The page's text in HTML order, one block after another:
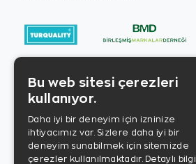
Bu web sitesi çerezleri
kullanıyor.
Daha iyi bir deneyim için izninize
ihtiyacımız var. Sizlere daha iyi bir
deneyim sunabilmek için sitemizde
çerezler kullanılmaktadır. Detaylı bilgi